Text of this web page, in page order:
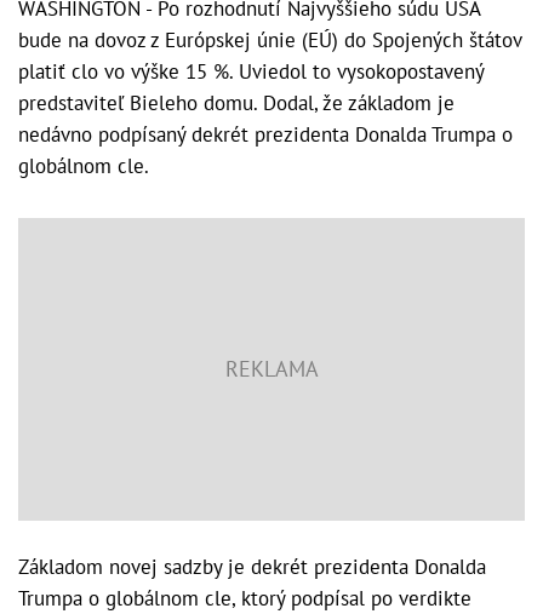
WASHINGTON - Po rozhodnutí Najvyššieho súdu USA
bude na dovoz z Európskej únie (EÚ) do Spojených štátov
platiť clo vo výške 15 %. Uviedol to vysokopostavený
predstaviteľ Bieleho domu. Dodal, že základom je
nedávno podpísaný dekrét prezidenta Donalda Trumpa o
globálnom cle.
Základom novej sadzby je dekrét prezidenta Donalda
Trumpa o globálnom cle, ktorý podpísal po verdikte